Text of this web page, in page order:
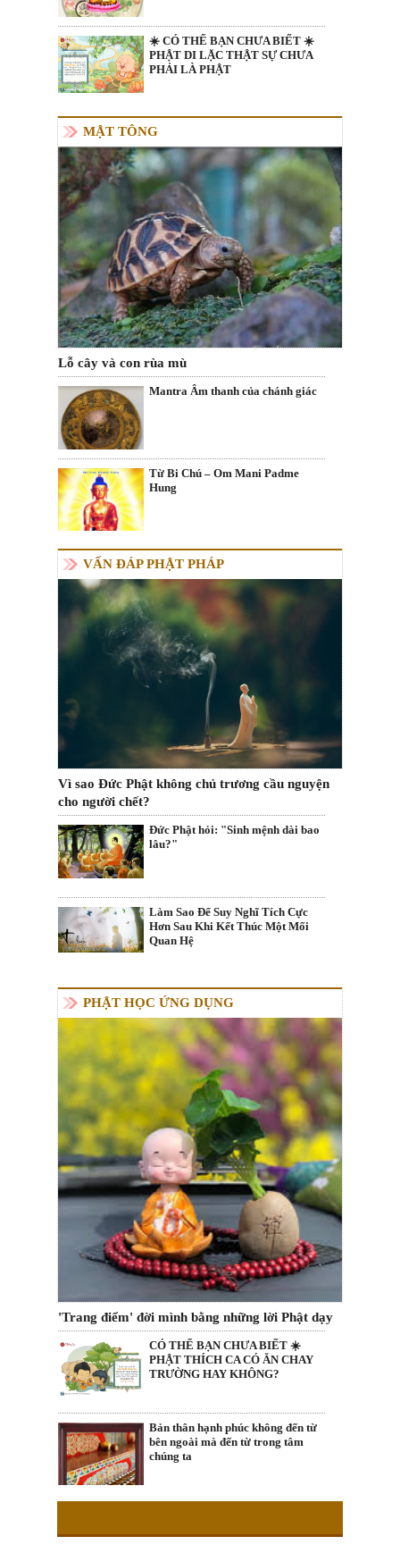
☀️ CÓ THỂ BẠN CHƯA BIẾT ☀️
PHẬT DI LẶC THẬT SỰ CHƯA
PHẢI LÀ PHẬT
MẬT TÔNG
Lỗ cây và con rùa mù
Mantra Âm thanh của chánh giác
Từ Bi Chú – Om Mani Padme
Hung
VẤN ĐÁP PHẬT PHÁP
Vì sao Đức Phật không chủ trương cầu nguyện
cho người chết?
Đức Phật hỏi: "Sinh mệnh dài bao
lâu?"
Làm Sao Để Suy Nghĩ Tích Cực
Hơn Sau Khi Kết Thúc Một Mối
Quan Hệ
PHẬT HỌC ỨNG DỤNG
'Trang điểm' đời mình bằng những lời Phật dạy
CÓ THỂ BẠN CHƯA BIẾT ☀️
PHẬT THÍCH CA CÓ ĂN CHAY
TRƯỜNG HAY KHÔNG?
Bản thân hạnh phúc không đến từ
bên ngoài mà đến từ trong tâm
chúng ta